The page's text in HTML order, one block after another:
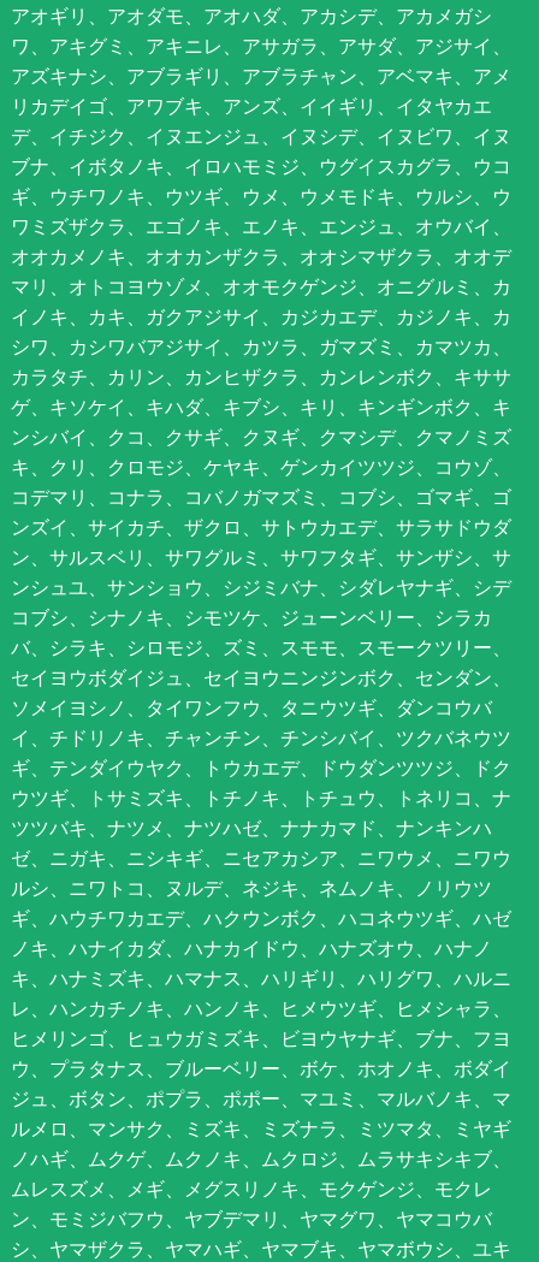
アオギリ、アオダモ、アオハダ、アカシデ、アカメガシ
ワ、アキグミ、アキニレ、アサガラ、アサダ、アジサイ、
アズキナシ、アブラギリ、アブラチャン、アベマキ、アメ
リカデイゴ、アワブキ、アンズ、イイギリ、イタヤカエ
デ、イチジク、イヌエンジュ、イヌシデ、イヌビワ、イヌ
ブナ、イボタノキ、イロハモミジ、ウグイスカグラ、ウコ
ギ、ウチワノキ、ウツギ、ウメ、ウメモドキ、ウルシ、ウ
ワミズザクラ、エゴノキ、エノキ、エンジュ、オウバイ、
オオカメノキ、オオカンザクラ、オオシマザクラ、オオデ
マリ、オトコヨウゾメ、オオモクゲンジ、オニグルミ、カ
イノキ、カキ、ガクアジサイ、カジカエデ、カジノキ、カ
シワ、カシワバアジサイ、カツラ、ガマズミ、カマツカ、
カラタチ、カリン、カンヒザクラ、カンレンボク、キササ
ゲ、キソケイ、キハダ、キブシ、キリ、キンギンボク、キ
ンシバイ、クコ、クサギ、クヌギ、クマシデ、クマノミズ
キ、クリ、クロモジ、ケヤキ、ゲンカイツツジ、コウゾ、
コデマリ、コナラ、コバノガマズミ、コブシ、ゴマギ、ゴ
ンズイ、サイカチ、ザクロ、サトウカエデ、サラサドウダ
ン、サルスベリ、サワグルミ、サワフタギ、サンザシ、サ
ンシュユ、サンショウ、シジミバナ、シダレヤナギ、シデ
コブシ、シナノキ、シモツケ、ジューンベリー、シラカ
バ、シラキ、シロモジ、ズミ、スモモ、スモークツリー、
セイヨウボダイジュ、セイヨウニンジンボク、センダン、
ソメイヨシノ、タイワンフウ、タニウツギ、ダンコウバ
イ、チドリノキ、チャンチン、チンシバイ、ツクバネウツ
ギ、テンダイウヤク、トウカエデ、ドウダンツツジ、ドク
ウツギ、トサミズキ、トチノキ、トチュウ、トネリコ、ナ
ツツバキ、ナツメ、ナツハゼ、ナナカマド、ナンキンハ
ゼ、ニガキ、ニシキギ、ニセアカシア、ニワウメ、ニワウ
ルシ、ニワトコ、ヌルデ、ネジキ、ネムノキ、ノリウツ
ギ、ハウチワカエデ、ハクウンボク、ハコネウツギ、ハゼ
ノキ、ハナイカダ、ハナカイドウ、ハナズオウ、ハナノ
キ、ハナミズキ、ハマナス、ハリギリ、ハリグワ、ハルニ
レ、ハンカチノキ、ハンノキ、ヒメウツギ、ヒメシャラ、
ヒメリンゴ、ヒュウガミズキ、ビヨウヤナギ、ブナ、フヨ
ウ、プラタナス、ブルーベリー、ボケ、ホオノキ、ボダイ
ジュ、ボタン、ポプラ、ポポー、マユミ、マルバノキ、マ
ルメロ、マンサク、ミズキ、ミズナラ、ミツマタ、ミヤギ
ノハギ、ムクゲ、ムクノキ、ムクロジ、ムラサキシキブ、
ムレスズメ、メギ、メグスリノキ、モクゲンジ、モクレ
ン、モミジバフウ、ヤブデマリ、ヤマグワ、ヤマコウバ
シ、ヤマザクラ、ヤマハギ、ヤマブキ、ヤマボウシ、ユキ